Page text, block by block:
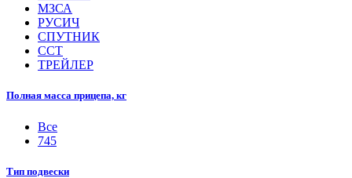
МЗСА
РУСИЧ
СПУТНИК
ССТ
ТРЕЙЛЕР
Полная масса прицепа, кг
Все
745
Тип подвески